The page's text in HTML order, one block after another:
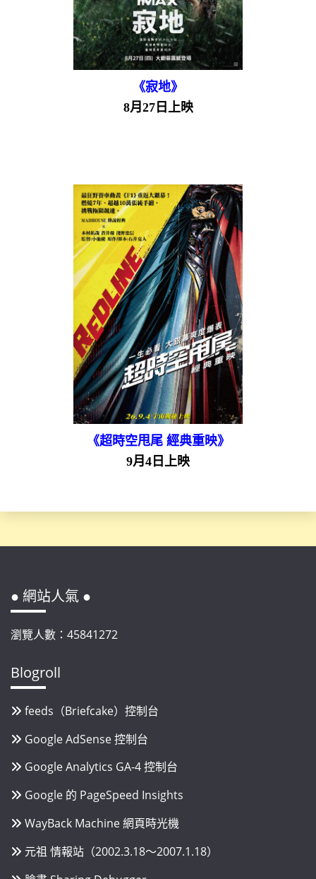
《寂地》
8月27日上映
《超時空甩尾 經典重映》
9月4日上映
● 網站人氣 ●
瀏覽人數：45841272
Blogroll
feeds（Briefcake）控制台
Google AdSense 控制台
Google Analytics GA-4 控制台
Google 的 PageSpeed Insights
WayBack Machine 網頁時光機
元祖 情報站（2002.3.18～2007.1.18）